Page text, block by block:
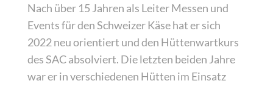
Nach über 15 Jahren als Leiter Messen und
Events für den Schweizer Käse hat er sich
2022 neu orientiert und den Hüttenwartkurs
des SAC absolviert. Die letzten beiden Jahre
war er in verschiedenen Hütten im Einsatz